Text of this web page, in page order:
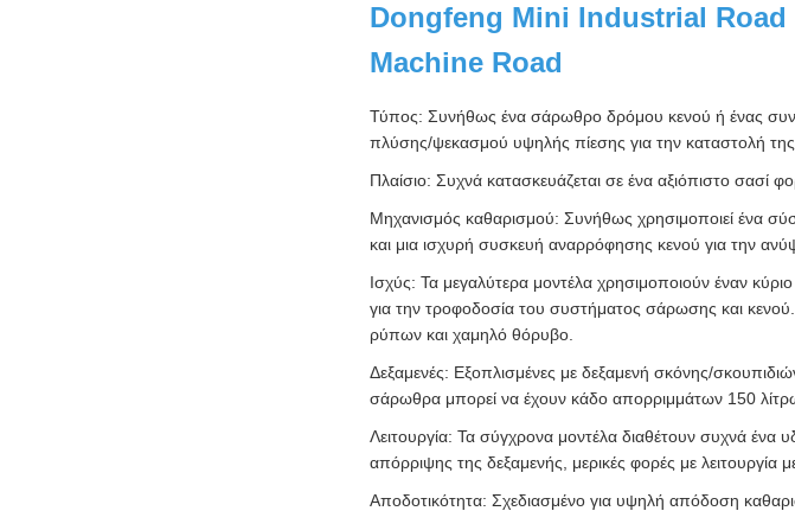
Dongfeng Mini Industrial Road
Machine Road
Τύπος: Συνήθως ένα σάρωθρο δρόμου κενού ή ένας
πλύσης/ψεκασμού υψηλής πίεσης για την καταστολή
Πλαίσιο: Συχνά κατασκευάζεται σε ένα αξιόπιστο σασί
Μηχανισμός καθαρισμού: Συνήθως χρησιμοποιεί ένα
και μια ισχυρή συσκευή αναρρόφησης κενού για την
Ισχύς: Τα μεγαλύτερα μοντέλα χρησιμοποιούν έναν
για την τροφοδοσία του συστήματος σάρωσης και
ρύπων και χαμηλό θόρυβο.
Δεξαμενές: Εξοπλισμένες με δεξαμενή σκόνης/
σάρωθρα μπορεί να έχουν κάδο απορριμμάτων 150
Λειτουργία: Τα σύγχρονα μοντέλα διαθέτουν συχνά
απόρριψης της δεξαμενής, μερικές φορές με λειτουργία
Αποδοτικότητα: Σχεδιασμένο για υψηλή απόδοση